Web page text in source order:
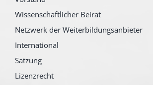
Wissenschaftlicher Beirat
Netzwerk der Weiterbildungsanbieter
International
Satzung
Lizenzrecht